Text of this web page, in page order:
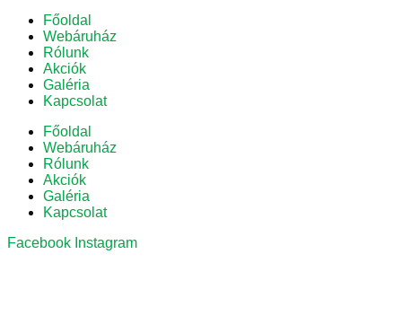
Főoldal
Webáruház
Rólunk
Akciók
Galéria
Kapcsolat
Főoldal
Webáruház
Rólunk
Akciók
Galéria
Kapcsolat
Facebook Instagram